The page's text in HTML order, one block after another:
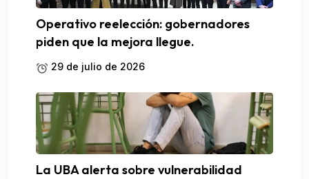
Operativo reelección: gobernadores
piden que la mejora llegue.
29 de julio de 2026
La UBA alerta sobre vulnerabilidad